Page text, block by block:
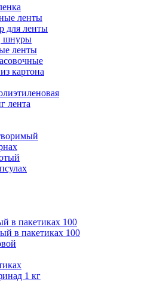
ленты
для ленты
шнуры
ленты
картона
лента
в пакетиках 100
в пакетиках 100
1 кг